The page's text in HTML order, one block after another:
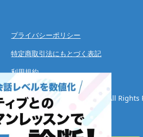
© Speaking Success System. All Rights
プライバシーポリシー
特定商取引法にもとづく表記
利用規約